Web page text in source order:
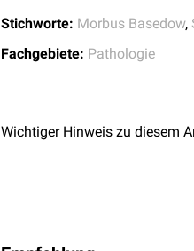
Stichworte: Morbus Basedow,
Fachgebiete: Pathologie
Wichtiger Hinweis zu diesem